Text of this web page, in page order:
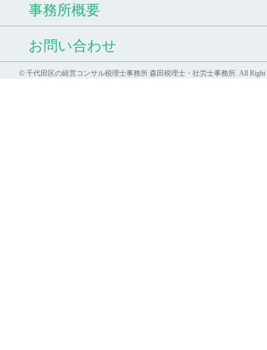
事務所概要
お問い合わせ
© 千代田区の経営コンサル税理士事務所 森田税理士・社労士事務所. All Right